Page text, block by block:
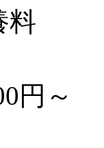
料
円～